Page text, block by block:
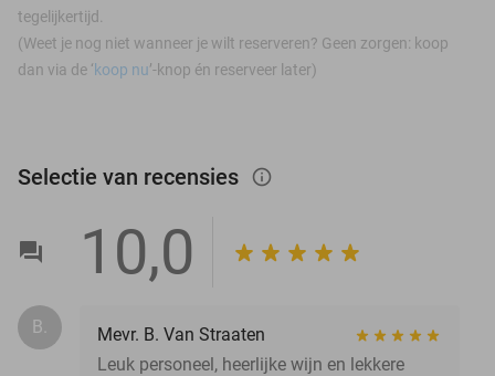
tegelijkertijd.
(Weet je nog niet wanneer je wilt reserveren? Geen zorgen: koop
dan via de ‘koop nu’-knop én reserveer later)
Selectie van recensies info_outlined
10,0
B.
Mevr. B. Van Straaten
Leuk personeel, heerlijke wijn en lekkere